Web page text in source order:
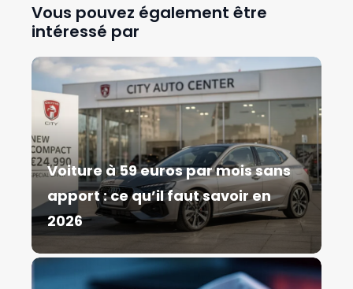
Vous pouvez également être
intéressé par
Voiture à 59 euros par mois sans
apport : ce qu’il faut savoir en
2026